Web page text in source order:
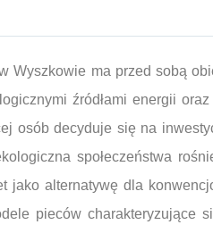
Wyszkowie ma przed sobą
źródłami energii
osób decyduje się na
społeczeństwa
jako alternatywę dla
pieców charakteryzujące